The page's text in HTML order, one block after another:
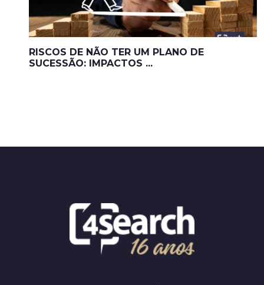
RISCOS DE NÃO TER UM PLANO DE
SUCESSÃO: IMPACTOS ...